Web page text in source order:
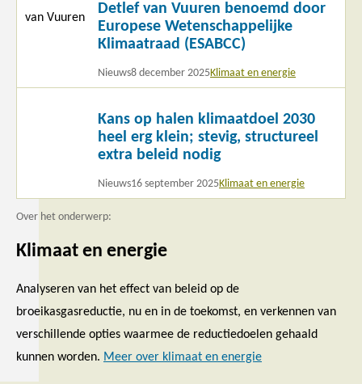
Detlef van Vuuren benoemd door
Europese Wetenschappelijke
Klimaatraad (ESABCC)
Nieuws8 december 2025Klimaat en energie
meer
Kans op halen klimaatdoel 2030
heel erg klein; stevig, structureel
extra beleid nodig
Nieuws16 september 2025Klimaat en energie
Over het onderwerp:
Klimaat en energie
Analyseren van het effect van beleid op de
broeikasgasreductie, nu en in de toekomst, en verkennen van
verschillende opties waarmee de reductiedoelen gehaald
kunnen worden. Meer over klimaat en energie